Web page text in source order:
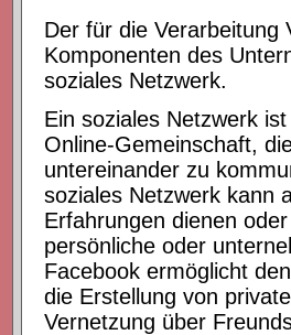
Der für die Verarbeitung
Komponenten des
soziales Netzwerk.
Ein soziales Netzwerk
Online-Gemeinschaft,
untereinander zu
soziales Netzwerk kann
Erfahrungen dienen
persönliche oder
Facebook ermöglicht
die Erstellung von
Vernetzung über